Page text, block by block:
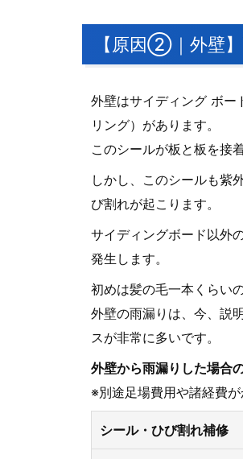
【原因②｜外壁
外壁はサイディング ボー
リング）があります。
このシールが板と板を接
しかし、このシールも紫
び割れが起こります。
サイディングボード以外
発生します。
初めは髪の毛一本くらい
外壁の雨漏りは、今、説
スが非常に多いです。
外壁から雨漏りした場合
※別途足場費用や諸経費が
シール・ひび割れ補修